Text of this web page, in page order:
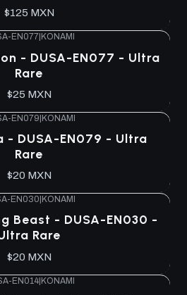
$125 MXN
EN077 KONAMI
- DUSA-EN077 - Ultra
Rare
$25 MXN
EN079|KONAMI
- DUSA-EN079 - Ultra
Rare
$20 MXN
EN030 KONAMI
Beast - DUSA-EN030 -
Rare
$20 MXN
EN014|KONAMI